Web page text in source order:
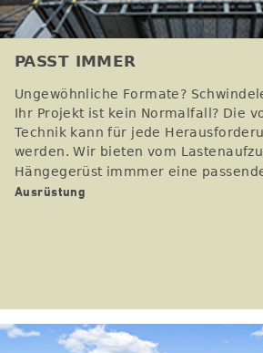
PASST IMMER
Ungewöhnliche Formate?
Ihr Projekt ist kein Normalfall? Die
Technik kann für jede
werden. Wir bieten vom
Hängegerüst immmer eine
Ausrüstung